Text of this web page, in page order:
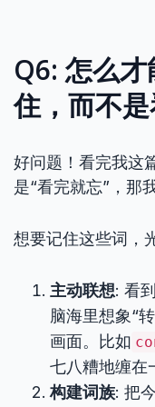
Q6: 怎么
住，而不
好问题！看完我这
是“看完就忘”，那
想要记住这些词，
主动联想: 看
脑海里想象“
画面。比如
七八糟地缠在
构建词族: 把